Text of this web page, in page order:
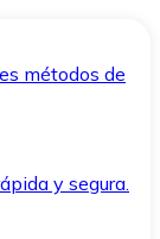
métodos de
y segura.